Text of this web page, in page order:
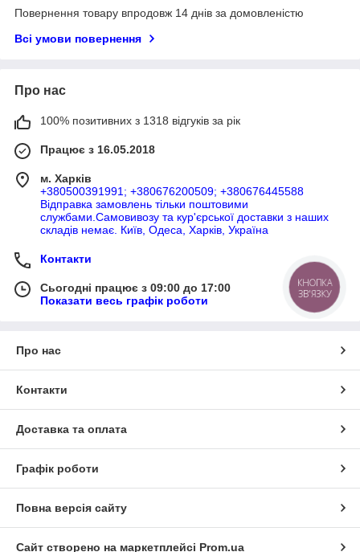
Повернення товару впродовж 14 днів за домовленістю
Всі умови повернення
Про нас
100% позитивних з 1318 відгуків за рік
Працює з 16.05.2018
м. Харків
+380500391991; +380676200509; +380676445588
Відправка замовлень тільки поштовими
службами.Самовивозу та кур'єрської доставки з наших
складів немає. Київ, Одеса, Харків, Україна
Контакти
Сьогодні працює з 09:00 до 17:00
Показати весь графік роботи
Про нас
Контакти
Доставка та оплата
Графік роботи
Повна версія сайту
Сайт створено на маркетплейсі Prom.ua
КНОПКА
ЗВ'ЯЗКУ